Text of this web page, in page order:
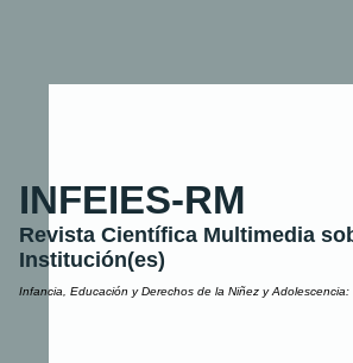
Infancia, Educación y Derechos de la Niñez y
INFEIES-RM
Revista Científica Multimedia
Institución(es)